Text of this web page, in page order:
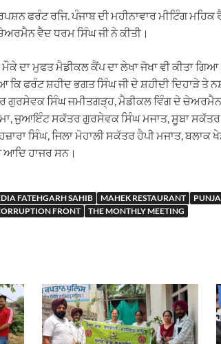
ਫਰੰਟ ਰਜਿ. ਪੰਜਾਬ ਦੀ ਮਹੀਨਾਵਾਰ ਮੀਟਿੰਗ
ਵੈਦ ਧਰਮ ਸਿੰਘ ਜੀ ਨੇ ਕੀਤੀ।
ਦਾ ਮੁਫਤ ਮੈਡੀਕਲ ਕੈਂਪ ਦਾ ਲੇਖਾ ਜੋਖਾ ਵੀ ਕੀਤਾ
ਫਰੰਟ ਸ਼ਹੀਦ ਭਗਤ ਸਿੰਘ ਜੀ ਦੇ ਸ਼ਹੀਦੀ ਦਿਹਾੜੇ ਤੇ
ਸਿੰਘ ਜਮੀਤਗੜ੍ਹ, ਮੈਡੀਕਲ ਵਿੰਗ ਦੇ ਚੇਅਰਮੈਨ
ਜੁਆਇੰਟ ਸਕੱਤਰ ਗੁਰਸੇਵਕ ਸਿੰਘ ਮਜਾਤ, ਸੂਬਾ
ਸਿੰਘ, ਜਿਲਾ ਮੋਹਾਲੀ ਸਕੱਤਰ ਹੈਪੀ ਮਜਾਤ, ਬਲਾਕ
ਆਦਿ ਹਾਜਰ ਸਨ।
FATEHGARH SAHIB MAHEK RESTAURANT
FRONT
THE MONTHLY MEETING